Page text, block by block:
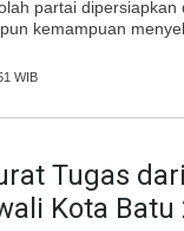
partai dipersiapkan
kemampuan
WIB
Tugas
Kota Batu